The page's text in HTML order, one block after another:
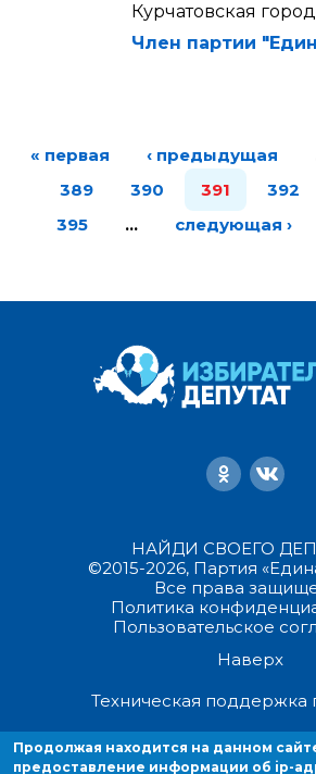
Курчатовская
Член партии
« первая ‹ предыдущая
389
390 391 392
395
… следующая ›
НАЙДИ СВОЕГО
©2015-2026, Партия
Все права
Политика
Пользовательское
Наверх
Техническая поддержка
Продолжая находиться на данном
предоставление информации об ip-
Продолжая находится на данном
предоставление информации об ip-